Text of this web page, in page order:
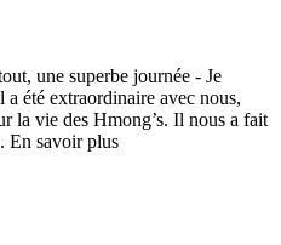
une superbe journée - Je
été extraordinaire avec nous,
la vie des Hmong’s. Il nous a fait
En savoir plus